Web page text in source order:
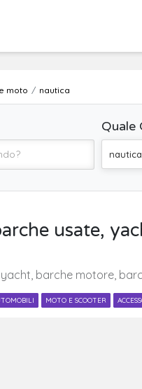
moto nautica
Quale
nautica
usate,
barche motore,
MOTO E SCOOTER